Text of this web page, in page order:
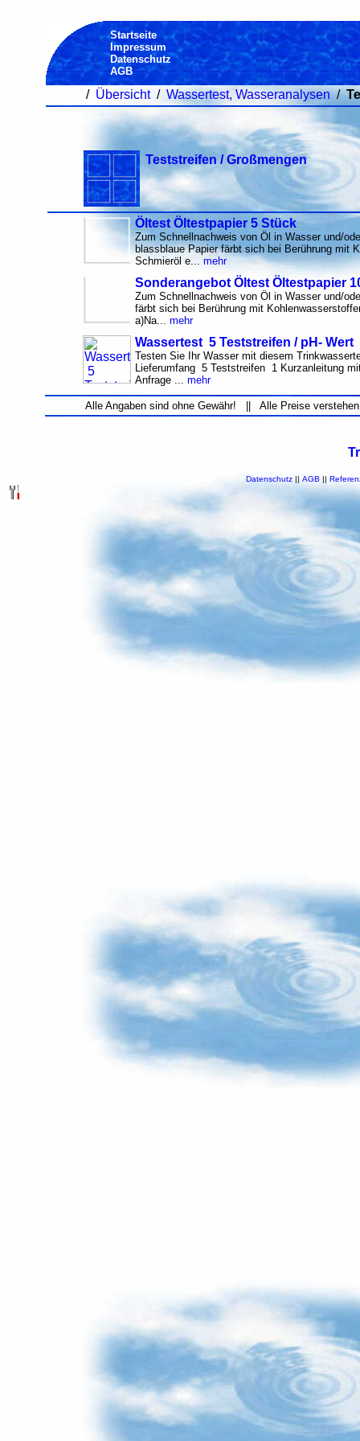
Startseite
Impressum
Datenschutz
AGB
/ Übersicht/ Wassertest, Wasseranalysen/
Teststreifen / Großmengen
Öltest Öltestpapier 5 Stück
Zum Schnellnachweis von Öl in Wasser und/
blassblaue Papier färbt sich bei Berührung mit
Schmieröl e... mehr
Sonderangebot Öltest Öltestpapier
Zum Schnellnachweis von Öl in Wasser und/
färbt sich bei Berührung mit
a)Na... mehr
Wassertest 5 Teststreifen / pH- Wert
Testen Sie Ihr Wasser mit diesem
Lieferumfang 5 Teststreifen 1 Kurzanleitung
Anfrage ... mehr
Alle Angaben sind ohne Gewähr! || Alle Preise
Datenschutz|| AGB||